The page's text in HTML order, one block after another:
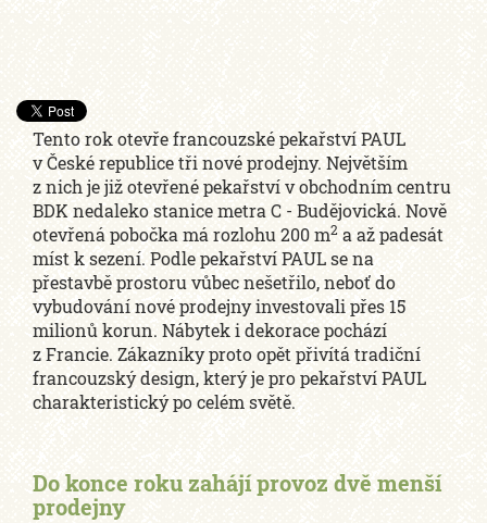
Tento rok otevře francouzské pekařství PAUL
v České republice tři nové prodejny. Největším
z nich je již otevřené pekařství v obchodním centru
BDK nedaleko stanice metra C - Budějovická. Nově
otevřená pobočka má rozlohu 200 m2 a až padesát
míst k sezení. Podle pekařství PAUL se na
přestavbě prostoru vůbec nešetřilo, neboť do
vybudování nové prodejny investovali přes 15
milionů korun. Nábytek i dekorace pochází
z Francie. Zákazníky proto opět přivítá tradiční
francouzský design, který je pro pekařství PAUL
charakteristický po celém světě.
Do konce roku zahájí provoz dvě menší
prodejny